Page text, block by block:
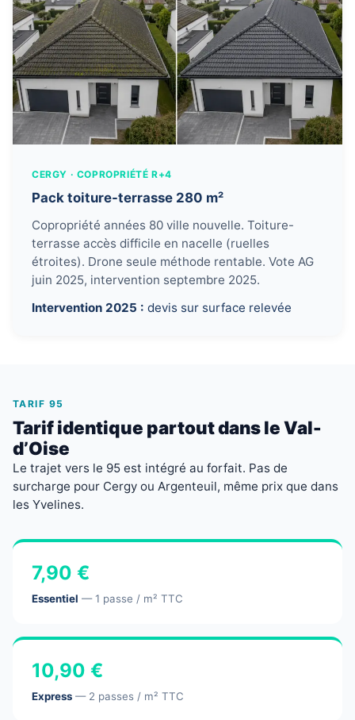
CERGY · COPROPRIÉTÉ R+4
Pack toiture-terrasse 280 m²
Copropriété années 80 ville nouvelle. Toiture-
terrasse accès difficile en nacelle (ruelles
étroites). Drone seule méthode rentable. Vote AG
juin 2025, intervention septembre 2025.
Intervention 2025 : devis sur surface relevée
TARIF 95
Tarif identique partout dans le Val-
d’Oise
Le trajet vers le 95 est intégré au forfait. Pas de
surcharge pour Cergy ou Argenteuil, même prix que dans
les Yvelines.
7,90 €
Essentiel — 1 passe / m² TTC
10,90 €
Express — 2 passes / m² TTC